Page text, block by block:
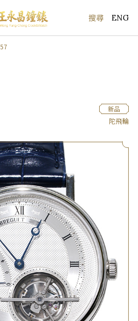
ENG
新品
陀飛輪